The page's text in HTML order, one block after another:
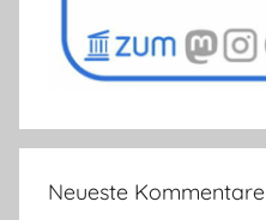
Neueste Kommentare